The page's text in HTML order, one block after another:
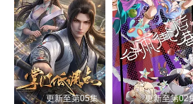
更新至第05集 更新至第02